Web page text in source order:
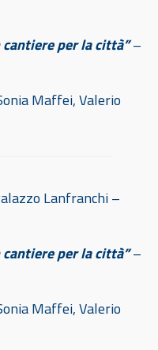
cantiere per la città”–
Maffei, Valerio
Lanfranchi –
cantiere per la città”–
Maffei, Valerio